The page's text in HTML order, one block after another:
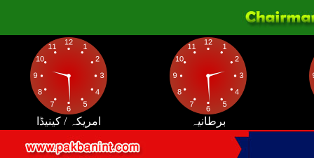
امریکہ / کینیڈا برطانیہ